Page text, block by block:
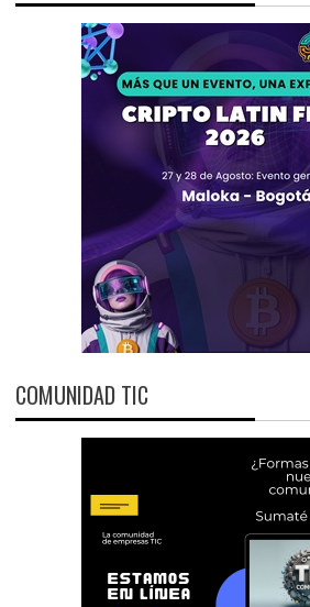
COMUNIDAD TIC